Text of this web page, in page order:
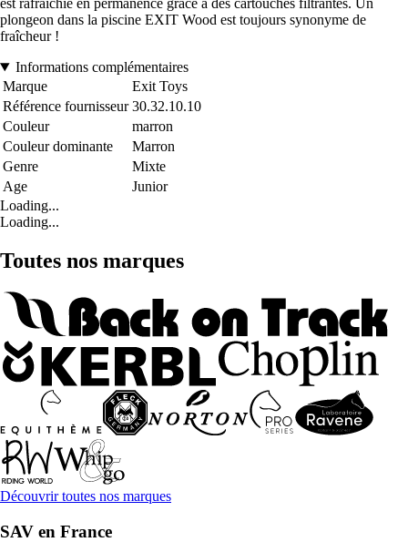
est rafraîchie en permanence grâce à des cartouches filtrantes. Un
plongeon dans la piscine EXIT Wood est toujours synonyme de
fraîcheur !
Informations complémentaires
Marque
Exit Toys
Référence fournisseur 30.32.10.10
Couleur
marron
Couleur dominante
Marron
Genre
Mixte
Age
Junior
Loading...
Loading...
Toutes nos marques
Découvrir toutes nos marques
SAV en France